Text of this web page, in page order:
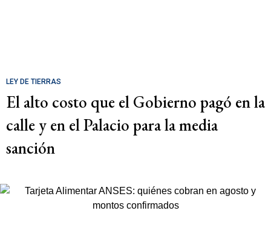
LEY DE TIERRAS
El alto costo que el Gobierno pagó en la
calle y en el Palacio para la media
sanción